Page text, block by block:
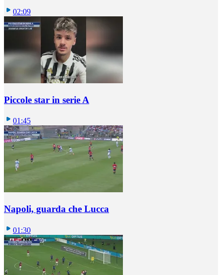
02:09
Piccole star in serie A
01:45
Napoli, guarda che Lucca
01:30